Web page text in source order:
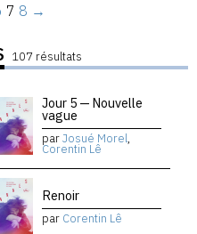
7 8 →
107 résultats
Jour 5 — Nouvelle
vague
parJosué Morel,
Corentin Lê
Renoir
par Corentin Lê